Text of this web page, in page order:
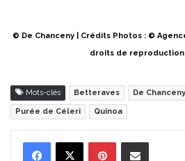
© De Chanceny | Crédits Photos : ©
droits de reproduction
Mots-clés Betteraves De Chanceny
Purée de Céleri Quinoa